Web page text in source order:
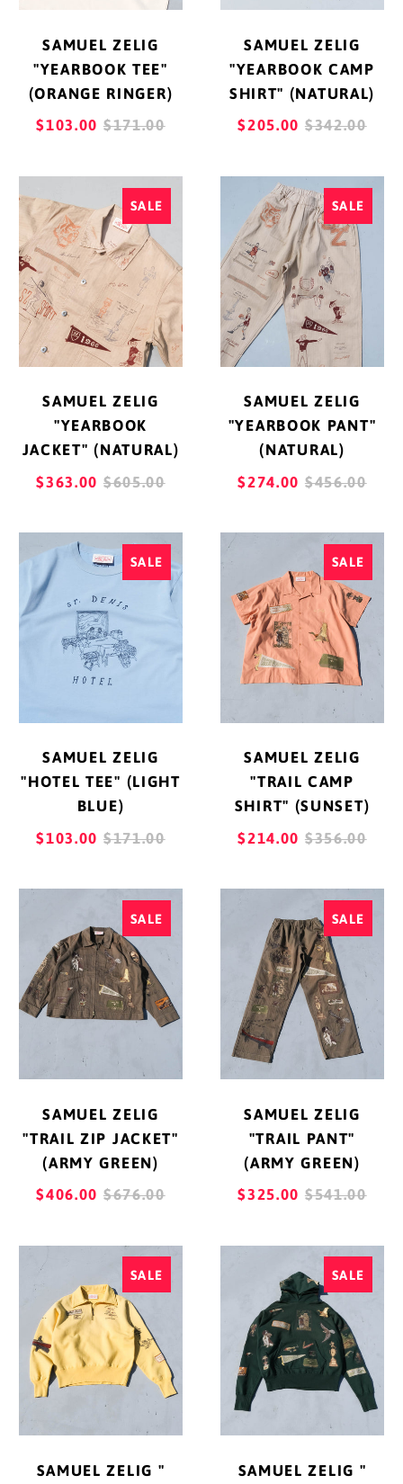
SAMUEL ZELIG
"YEARBOOK TEE"
(ORANGE RINGER)
$103.00 REGULAR
$171.00
SAMUEL ZELIG
"YEARBOOK CAMP
SHIRT" (NATURAL)
$205.00 REGULAR
$342.00
SALE
SAMUEL
ZELIG
"YEARBOOK
JACKET"
(NATURAL)
SAMUEL ZELIG
"YEARBOOK
JACKET" (NATURAL)
$363.00 REGULAR
$605.00
SALE
SAMUEL
ZELIG
"YEARBOOK
PANT"
(NATURAL)
SAMUEL ZELIG
"YEARBOOK PANT"
(NATURAL)
$274.00 REGULAR
$456.00
SALE
SAMUEL
ZELIG
TEE"
(LIGHT
BLUE)
SAMUEL ZELIG
"HOTEL TEE" (LIGHT
BLUE)
$103.00 REGULAR
$171.00
SALE
SAMUEL
ZELIG
"TRAIL
CAMP
SHIRT"
(SUNSET)
SAMUEL ZELIG
"TRAIL CAMP
SHIRT" (SUNSET)
$214.00 REGULAR
$356.00
SALE
SAMUEL
ZELIG
"TRAIL
ZIP
JACKET"
(ARMY
SAMUEL ZELIG
"TRAIL ZIP JACKET"
(ARMY GREEN)
$406.00 REGULAR
$676.00
SALE
SAMUEL
ZELIG
"TRAIL
PANT"
(ARMY
GREEN)
SAMUEL ZELIG
"TRAIL PANT"
(ARMY GREEN)
$325.00 REGULAR
$541.00
SALE
SAMUEL
ZELIG
"
TRAIL
1/4
ZIP"
(MUSTARD)
SAMUEL ZELIG "
SALE
SAMUEL
ZELIG
"
TRAIL
HOODIE"
(FOREST
GREEN)
SAMUEL ZELIG "
アイスランド (ISK kr)
アセンション島 (SHP
£)
アゼルバイジャン
(AZN ₼)
؋)
アメリカ合衆国 (USD
アラブ首長国連邦
(AED د.إ)
アルジェリア (DZD
アルバ (AWG ƒ)
アルバニア (ALL L)
アルメニア (AMD դր.)
アンゴラ (JPY ¥)
アンティグア・バーブ
ーダ (XCD $)
アンドラ (EUR €)
イギリス (GBP £)
イスラエル (ILS ₪)